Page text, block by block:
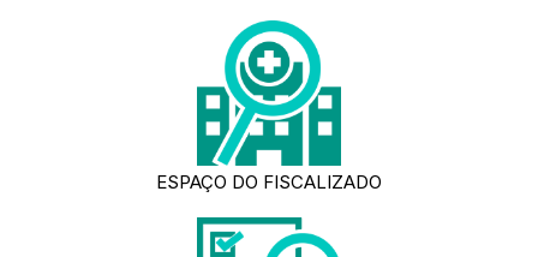
ESPAÇO DO FISCALIZADO